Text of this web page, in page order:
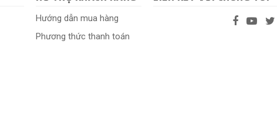
Hướng dẫn mua hàng
Phương thức thanh toán